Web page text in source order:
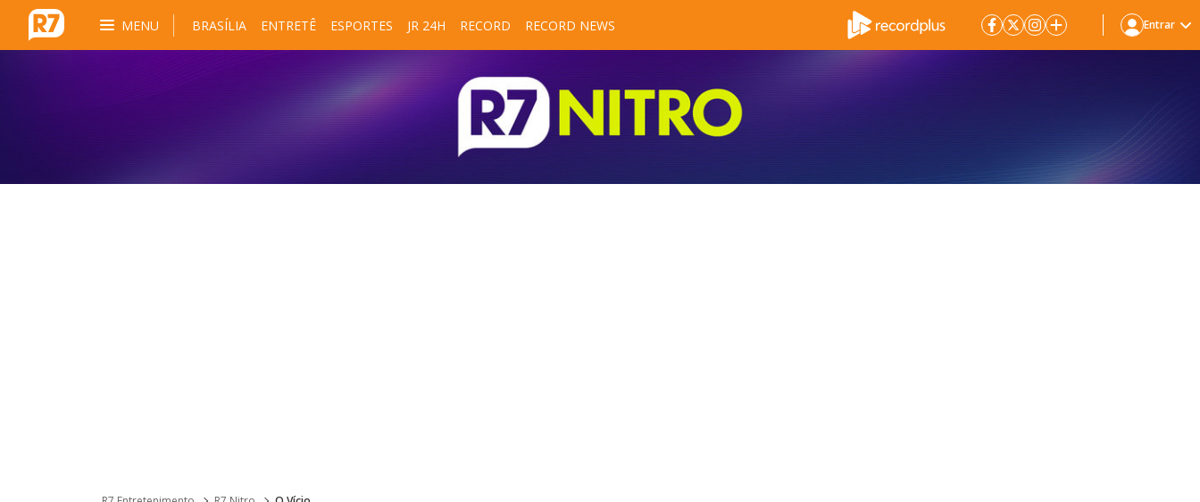
MENU BRASÍLIA ENTRETÊ ESPORTES JR 24H RECORD RECORD NEWS Entrar